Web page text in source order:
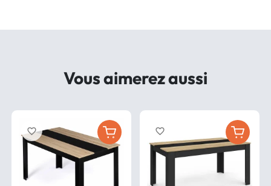
Vous aimerez aussi
favorite_border favorite_border